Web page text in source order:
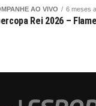
AO VIVO 6 meses
Rei 2026 –